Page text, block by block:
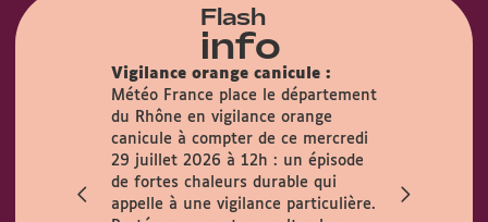
Flash
info
Vigilance orange canicule :
Météo France place le département
du Rhône en vigilance orange
canicule à compter de ce mercredi
29 juillet 2026 à 12h : un épisode
de fortes chaleurs durable qui
appelle à une vigilance particulière.